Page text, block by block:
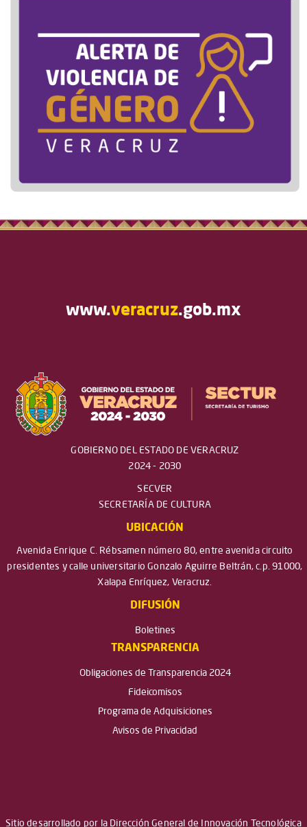
www.veracruz.gob.mx
GOBIERNO DEL ESTADO DE VERACRUZ
2024 - 2030
SECVER
SECRETARÍA DE CULTURA
UBICACIÓN
Avenida Enrique C. Rébsamen número 80, entre avenida circuito
presidentes y calle universitario Gonzalo Aguirre Beltrán, c.p. 91000,
Xalapa Enríquez, Veracruz.
DIFUSIÓN
Boletines
TRANSPARENCIA
Obligaciones de Transparencia 2024
Fideicomisos
Programa de Adquisiciones
Avisos de Privacidad
Sitio desarrollado por la Dirección General de Innovación Tecnológica